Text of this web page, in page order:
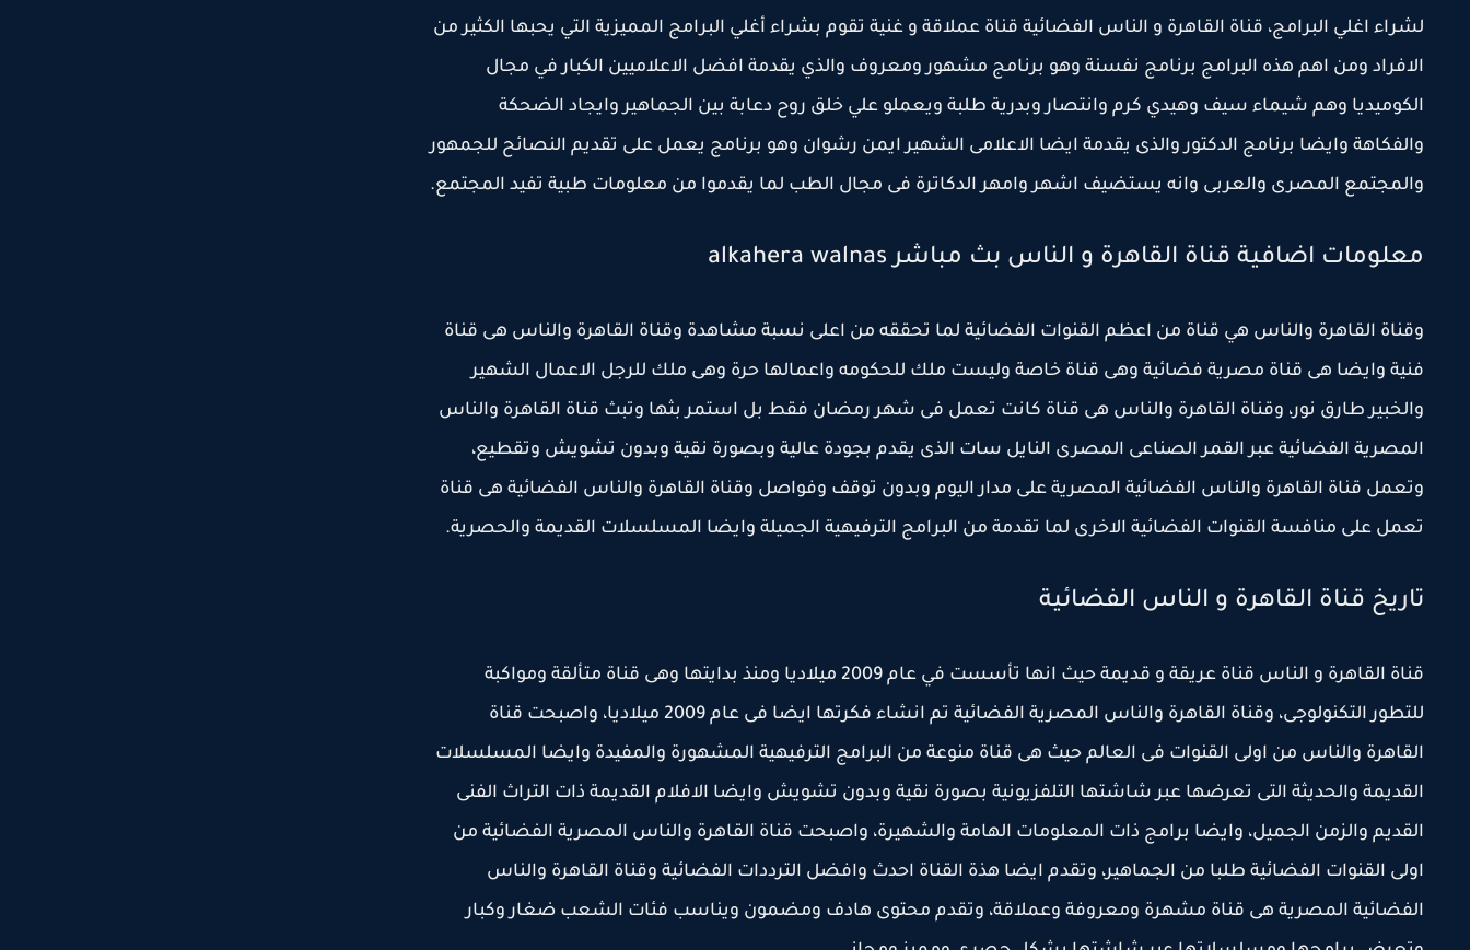
لشراء اغلي البرامج، قناة القاهرة و الناس الفضائية قناة عملاقة و غنية تقوم بشراء أغلي البرامج المميزية التي يحبها الكثير من
الافراد ومن اهم هذه البرامج برنامج نفسنة وهو برنامج مشهور ومعروف والذي يقدمة افضل الاعلاميين الكبار في مجال
الكوميديا وهم شيماء سيف وهيدي كرم وانتصار وبدرية طلبة ويعملو علي خلق روح دعابة بين الجماهير وايجاد الضحكة
والفكاهة وايضا برنامج الدكتور والذى يقدمة ايضا الاعلامى الشهير ايمن رشوان وهو برنامج يعمل على تقديم النصائح للجمهور
والمجتمع المصرى والعربى وانه يستضيف اشهر وامهر الدكاترة فى مجال الطب لما يقدموا من معلومات طبية تفيد المجتمع.
معلومات اضافية قناة القاهرة و الناس بث مباشر alkahera walnas
وقناة القاهرة والناس هي قناة من اعظم القنوات الفضائية لما تحققه من اعلى نسبة مشاهدة وقناة القاهرة والناس هى قناة
فنية وايضا هى قناة مصرية فضائية وهى قناة خاصة وليست ملك للحكومه واعمالها حرة وهى ملك للرجل الاعمال الشهير
والخبير طارق نور، وقناة القاهرة والناس هى قناة كانت تعمل فى شهر رمضان فقط بل استمر بثها وتبث قناة القاهرة والناس
المصرية الفضائية عبر القمر الصناعى المصرى النايل سات الذى يقدم بجودة عالية وبصورة نقية وبدون تشويش وتقطيع،
وتعمل قناة القاهرة والناس الفضائية المصرية على مدار اليوم وبدون توقف وفواصل وقناة القاهرة والناس الفضائية هى قناة
تعمل على منافسة القنوات الفضائية الاخرى لما تقدمة من البرامج الترفيهية الجميلة وايضا المسلسلات القديمة والحصرية.
تاريخ قناة القاهرة و الناس الفضائية
قناة القاهرة و الناس قناة عريقة و قديمة حيث انها تأسست في عام 2009 ميلاديا ومنذ بدايتها وهى قناة متألقة ومواكبة
للتطور التكنولوجى، وقناة القاهرة والناس المصرية الفضائية تم انشاء فكرتها ايضا فى عام 2009 ميلاديا، واصبحت قناة
القاهرة والناس من اولى القنوات فى العالم حيث هى قناة منوعة من البرامج الترفيهية المشهورة والمفيدة وايضا المسلسلات
القديمة والحديثة التى تعرضها عبر شاشتها التلفزيونية بصورة نقية وبدون تشويش وايضا الافلام القديمة ذات التراث الفنى
القديم والزمن الجميل، وايضا برامج ذات المعلومات الهامة والشهيرة، واصبحت قناة القاهرة والناس المصرية الفضائية من
اولى القنوات الفضائية طلبا من الجماهير، وتقدم ايضا هذة القناة احدث وافضل الترددات الفضائية وقناة القاهرة والناس
الفضائية المصرية هى قناة مشهرة ومعروفة وعملاقة، وتقدم محتوى هادف ومضمون ويناسب فئات الشعب ضغار وكبار